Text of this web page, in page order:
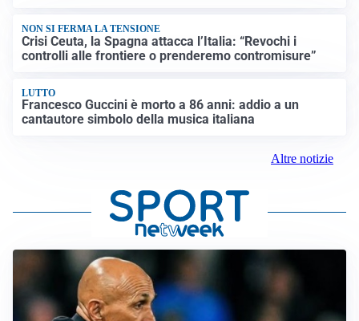
NON SI FERMA LA TENSIONE
Crisi Ceuta, la Spagna attacca l’Italia: “Revochi i
controlli alle frontiere o prenderemo contromisure”
LUTTO
Francesco Guccini è morto a 86 anni: addio a un
cantautore simbolo della musica italiana
Altre notizie